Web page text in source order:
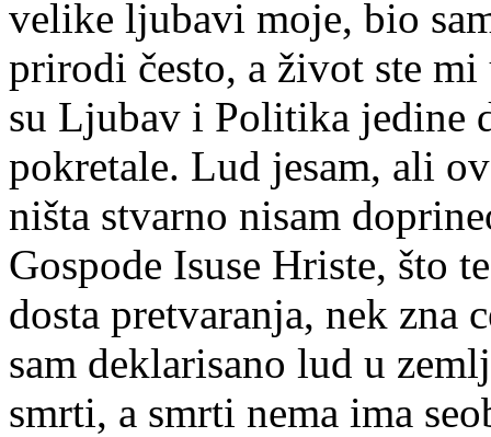
velike ljubavi moje, bio
prirodi često, a život ste
su Ljubav i Politika jedine
pokretale. Lud jesam, ali
ništa stvarno nisam
Gospode Isuse Hriste, što
dosta pretvaranja, nek zna
sam deklarisano lud u
smrti, a smrti nema ima